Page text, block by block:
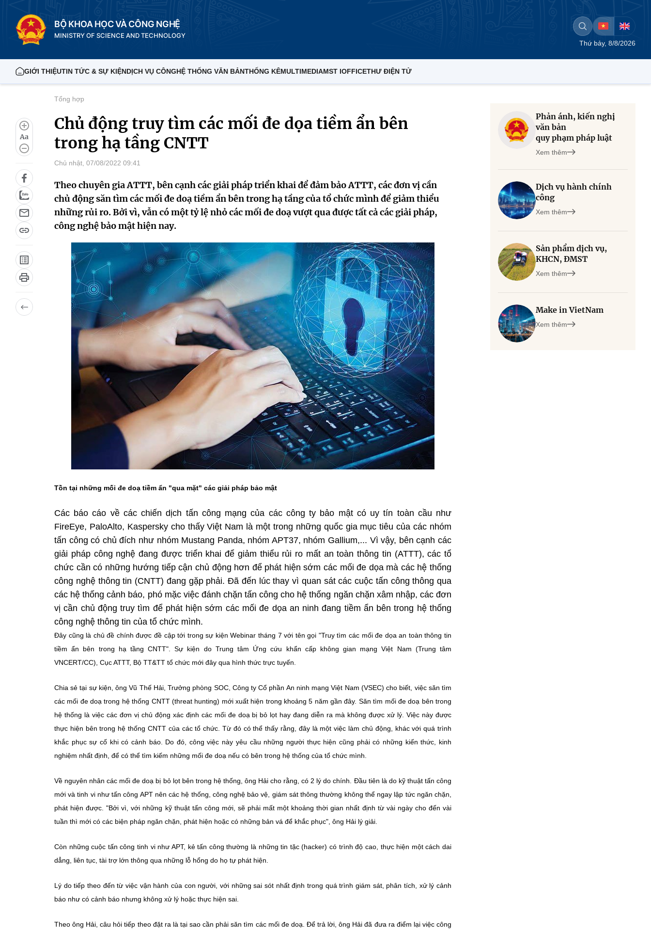
BỘ KHOA HỌC VÀ CÔNG NGHỆ
MINISTRY OF SCIENCE AND TECHNOLOGY
Thứ bảy, 8/8/2026
GIỚI THIỆUTIN TỨC & SỰ KIỆNDỊCH VỤ CÔNGHỆ THỐNG VĂN BẢNTHỐNG KÊMULTIMEDIAMST IOFFICETHƯ ĐIỆN TỬ
Aa
Tổng hợp
Chủ động truy tìm các mối đe dọa tiềm ẩn bên
trong hạ tầng CNTT
Chủ nhật, 07/08/2022 09:41
Theo chuyên gia ATTT, bên cạnh các giải pháp triển khai để đảm bảo ATTT, các đơn vị cần
chủ động săn tìm các mối đe doạ tiềm ẩn bên trong hạ tầng của tổ chức mình để giảm thiểu
những rủi ro. Bởi vì, vẫn có một tỷ lệ nhỏ các mối đe doạ vượt qua được tất cả các giải pháp,
công nghệ bảo mật hiện nay.
Tồn tại những mối đe doạ tiềm ẩn "qua mặt" các giải pháp bảo mật
Các báo cáo về các chiến dịch tấn công mạng của các công ty bảo mật có uy tín toàn cầu như
FireEye, PaloAlto, Kaspersky cho thấy Việt Nam là một trong những quốc gia mục tiêu của các nhóm
tấn công có chủ đích như nhóm Mustang Panda, nhóm APT37, nhóm Gallium,... Vì vậy, bên cạnh các
giải pháp công nghệ đang được triển khai để giảm thiểu rủi ro mất an toàn thông tin (ATTT), các tổ
chức cần có những hướng tiếp cận chủ động hơn để phát hiện sớm các mối đe dọa mà các hệ thống
công nghệ thông tin (CNTT) đang gặp phải. Đã đến lúc thay vì quan sát các cuộc tấn công thông qua
các hệ thống cảnh báo, phó mặc việc đánh chặn tấn công cho hệ thống ngăn chặn xâm nhập, các đơn
vị cần chủ động truy tìm để phát hiện sớm các mối đe dọa an ninh đang tiềm ẩn bên trong hệ thống
công nghệ thông tin của tổ chức mình.
Đây cũng là chủ đề chính được đề cập tới trong sự kiện Webinar tháng 7 với tên gọi "Truy tìm các mối đe dọa an toàn thông tin
tiềm ẩn bên trong hạ tầng CNTT". Sự kiện do Trung tâm Ứng cứu khẩn cấp không gian mạng Việt Nam (Trung tâm
VNCERT/CC), Cục ATTT, Bộ TT&TT tổ chức mới đây qua hình thức trực tuyến.
Chia sẻ tại sự kiện, ông Vũ Thế Hải, Trưởng phòng SOC, Công ty Cổ phần An ninh mạng Việt Nam (VSEC) cho biết, việc săn tìm
các mối đe doạ trong hệ thống CNTT (threat hunting) mới xuất hiện trong khoảng 5 năm gần đây. Săn tìm mối đe doạ bên trong
hệ thống là việc các đơn vị chủ động xác định các mối đe doạ bị bỏ lọt hay đang diễn ra mà không được xử lý. Việc này được
thực hiện bên trong hệ thống CNTT của các tổ chức. Từ đó có thể thấy rằng, đây là một việc làm chủ động, khác với quá trình
khắc phục sự cố khi có cảnh báo. Do đó, công việc này yêu cầu những người thực hiện cũng phải có những kiến thức, kinh
nghiệm nhất định, để có thể tìm kiếm những mối đe doạ nếu có bên trong hệ thống của tổ chức mình.
Về nguyên nhân các mối đe doạ bị bỏ lọt bên trong hệ thống, ông Hải cho rằng, có 2 lý do chính. Đầu tiên là do kỹ thuật tấn công
mới và tinh vi như tấn công APT nên các hệ thống, công nghệ bảo vệ, giám sát thông thường không thể ngay lập tức ngăn chặn,
phát hiện được. "Bởi vì, với những kỹ thuật tấn công mới, sẽ phải mất một khoảng thời gian nhất định từ vài ngày cho đến vài
tuần thì mới có các biện pháp ngăn chặn, phát hiện hoặc có những bản vá để khắc phục", ông Hải lý giải.
Còn những cuộc tấn công tinh vi như APT, kẻ tấn công thường là những tin tặc (hacker) có trình độ cao, thực hiện một cách dai
dẳng, liên tục, tài trợ lớn thông qua những lỗ hổng do họ tự phát hiện.
Lý do tiếp theo đến từ việc vận hành của con người, với những sai sót nhất định trong quá trình giám sát, phân tích, xử lý cảnh
báo như có cảnh báo nhưng không xử lý hoặc thực hiện sai.
Theo ông Hải, câu hỏi tiếp theo đặt ra là tại sao cần phải săn tìm các mối đe doạ. Để trả lời, ông Hải đã đưa ra điểm lại việc công
Phản ánh, kiến nghị
văn bản
quy phạm pháp luật
Xem thêm
Dịch vụ hành chính
công
Xem thêm
Sản phẩm dịch vụ,
KHCN, ĐMST
Xem thêm
Make in VietNam
Xem thêm